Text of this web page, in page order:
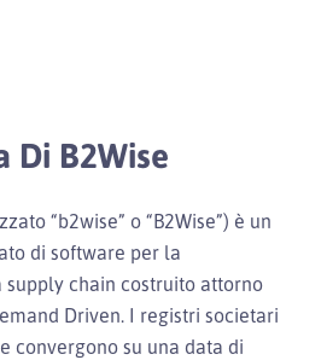
Di B2Wise
“b2wise” o “B2Wise”) è un
di software per la
chain costruito attorno
Driven. I registri societari
convergono su una data di